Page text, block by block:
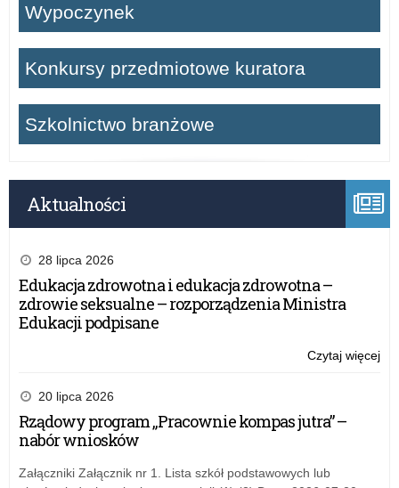
Wypoczynek
Konkursy przedmiotowe kuratora
Szkolnictwo branżowe
Aktualności
28 lipca 2026
Edukacja zdrowotna i edukacja zdrowotna –
zdrowie seksualne – rozporządzenia Ministra
Edukacji podpisane
Czytaj więcej
20 lipca 2026
Rządowy program „Pracownie kompas jutra” –
nabór wniosków
Załączniki Załącznik nr 1. Lista szkół podstawowych lub